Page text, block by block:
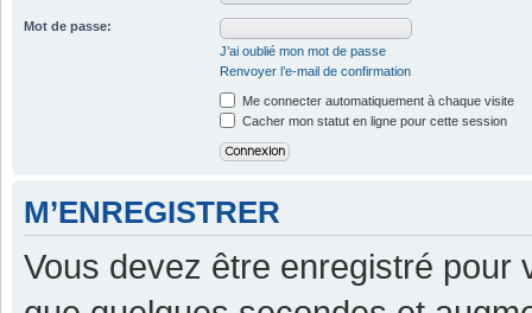
Mot de passe:
J’ai oublié mon mot de passe
Renvoyer l’e-mail de confirmation
Me connecter automatiquement à chaque visite
Cacher mon statut en ligne pour cette session
M’ENREGISTRER
Vous devez être enregistré pour